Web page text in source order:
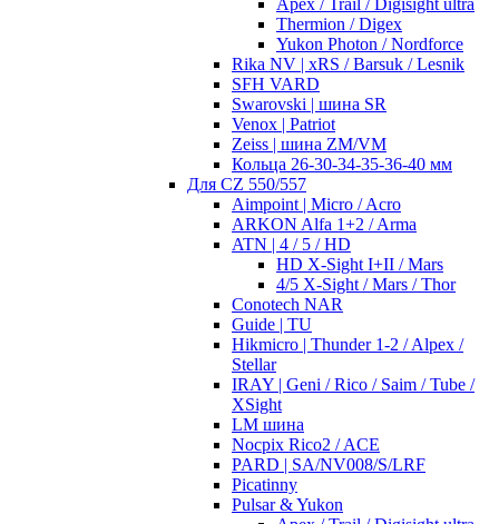
Apex / Trail / Digisight ultra
Thermion / Digex
Yukon Photon / Nordforce
Rika NV | xRS / Barsuk / Lesnik
SFH VARD
Swarovski | шина SR
Venox | Patriot
Zeiss | шина ZM/VM
Кольца 26-30-34-35-36-40 мм
Для CZ 550/557
Aimpoint | Micro / Acro
ARKON Alfa 1+2 / Arma
ATN | 4 / 5 / HD
HD X-Sight I+II / Mars
4/5 X-Sight / Mars / Thor
Conotech NAR
Guide | TU
Hikmicro | Thunder 1-2 / Alpex /
Stellar
IRAY | Geni / Rico / Saim / Tube /
XSight
LM шина
Nocpix Rico2 / ACE
PARD | SA/NV008/S/LRF
Picatinny
Pulsar & Yukon